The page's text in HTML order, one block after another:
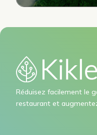
Réduisez facilement le
restaurant et